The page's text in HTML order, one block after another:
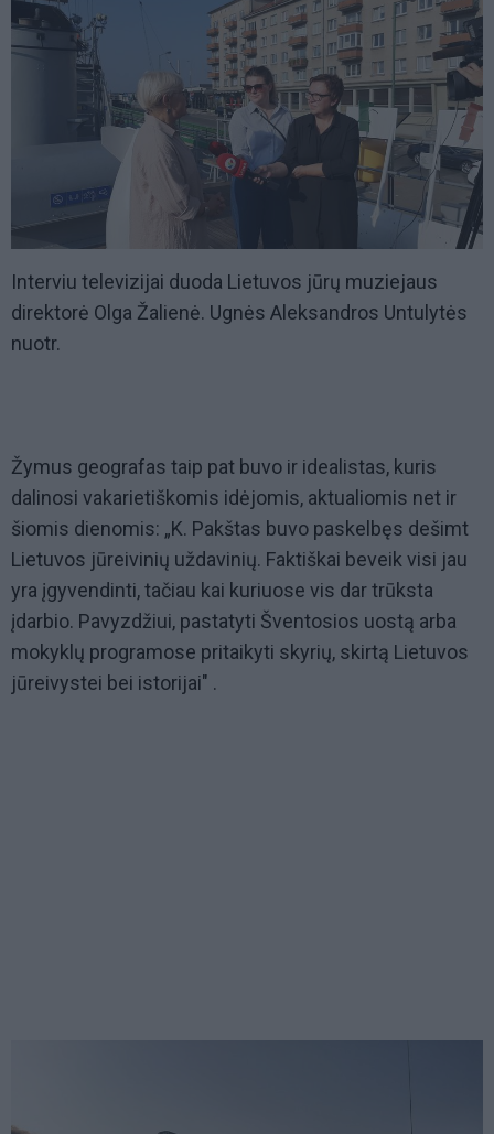
Interviu televizijai duoda Lietuvos jūrų muziejaus
direktorė Olga Žalienė. Ugnės Aleksandros Untulytės
nuotr.
Žymus geografas taip pat buvo ir idealistas, kuris
dalinosi vakarietiškomis idėjomis, aktualiomis net ir
šiomis dienomis: „K. Pakštas buvo paskelbęs dešimt
Lietuvos jūreivinių uždavinių. Faktiškai beveik visi jau
yra įgyvendinti, tačiau kai kuriuose vis dar trūksta
įdarbio. Pavyzdžiui, pastatyti Šventosios uostą arba
mokyklų programose pritaikyti skyrių, skirtą Lietuvos
jūreivystei bei istorijai" .